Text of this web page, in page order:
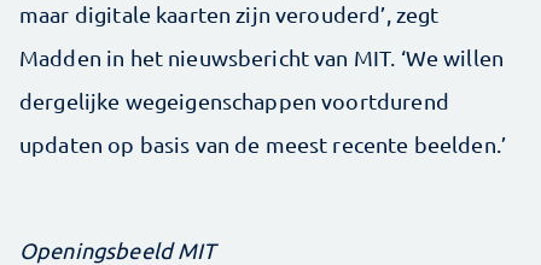
maar digitale kaarten zijn verouderd’, zegt
Madden in het nieuwsbericht van MIT. ‘We willen
dergelijke wegeigenschappen voortdurend
updaten op basis van de meest recente beelden.’
Openingsbeeld MIT